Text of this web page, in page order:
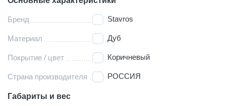
Бренд Stavros
Материал Дуб
Покрытие / цвет Коричневый
Страна производителя РОССИЯ
Габариты и вес